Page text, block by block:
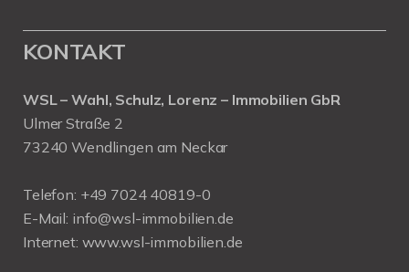
KONTAKT
WSL – Wahl, Schulz, Lorenz – Immobilien GbR
Ulmer Straße 2
73240 Wendlingen am Neckar
Telefon: +49 7024 40819-0
E-Mail: info@wsl-immobilien.de
Internet: www.wsl-immobilien.de